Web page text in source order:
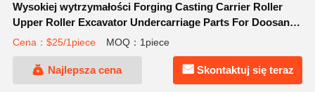
Wysokiej wytrzymałości Forging Casting Carrier Roller
Upper Roller Excavator Undercarriage Parts For Doosan
DX140W
Cena：$25/1piece MOQ：1piece
Najlepsza cena Skontaktuj się teraz